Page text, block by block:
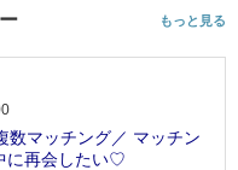
もっと見る
数マッチング／ マッチン
に再会したい♡